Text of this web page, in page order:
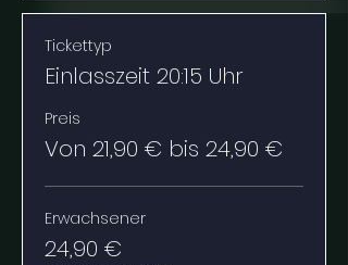
Tickettyp
Einlasszeit 20:15 Uhr
Preis
Von 21,90 € bis 24,90 €
Erwachsener
24,90 €